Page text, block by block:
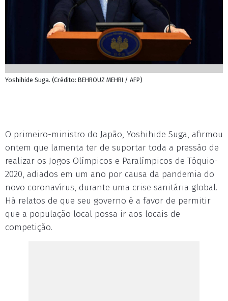
Yoshihide Suga. (Crédito: BEHROUZ MEHRI / AFP)
O primeiro-ministro do Japão, Yoshihide Suga, afirmou
ontem que lamenta ter de suportar toda a pressão de
realizar os Jogos Olímpicos e Paralímpicos de Tóquio-
2020, adiados em um ano por causa da pandemia do
novo coronavírus, durante uma crise sanitária global.
Há relatos de que seu governo é a favor de permitir
que a população local possa ir aos locais de
competição.